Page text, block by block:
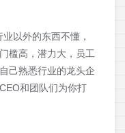
以外的东西不懂，
槛高，潜力大，员工
己熟悉行业的龙头企
和团队们为你打